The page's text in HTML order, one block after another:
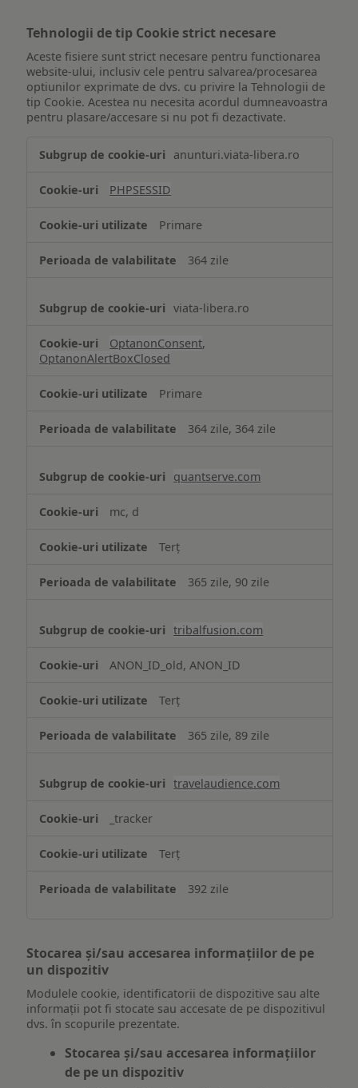
Tehnologii de tip Cookie strict necesare
Aceste fisiere sunt strict necesare pentru functionarea
website-ului, inclusiv cele pentru salvarea/procesarea
optiunilor exprimate de dvs. cu privire la Tehnologii de
tip Cookie. Acestea nu necesita acordul dumneavoastra
pentru plasare/accesare si nu pot fi dezactivate.
de
Cookie
necesare
anunturi.viata-libera.ro
PHPSESSID
Primare
364 zile
viata-libera.ro
OptanonConsent,
OptanonAlertBoxClosed
Primare
364 zile, 364 zile
quantserve.com
mc, d
Terț
365 zile, 90 zile
tribalfusion.com
ANON_ID_old, ANON_ID
Terț
365 zile, 89 zile
travelaudience.com
_tracker
Terț
392 zile
Stocarea și/sau accesarea informațiilor de pe
un dispozitiv
Modulele cookie, identificatorii de dispozitive sau alte
informații pot fi stocate sau accesate de pe dispozitivul
dvs. în scopurile prezentate.
Stocarea și/sau accesarea informațiilor
de pe un dispozitiv